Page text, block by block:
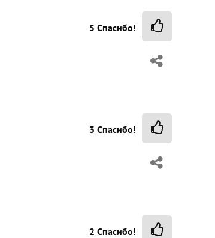
5 Спасибо!
3 Спасибо!
2 Спасибо!